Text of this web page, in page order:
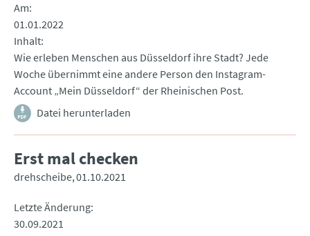
Am
01.01.2022
Inhalt
Wie erleben Menschen aus Düsseldorf ihre Stadt? Jede
Woche übernimmt eine andere Person den Instagram-
Account „Mein Düsseldorf“ der Rheinischen Post.
Datei herunterladen
Erst mal checken
drehscheibe 01.10.2021
Letzte Änderung
30.09.2021